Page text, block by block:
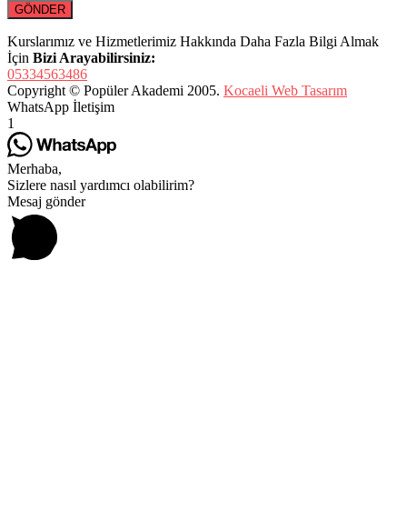
Kurslarımız ve Hizmetlerimiz Hakkında Daha Fazla Bilgi Almak
İçin Bizi Arayabilirsiniz:
05334563486
Copyright © Popüler Akademi 2005. Kocaeli Web Tasarım
WhatsApp İletişim
1
Merhaba,
Sizlere nasıl yardımcı olabilirim?
Mesaj gönder